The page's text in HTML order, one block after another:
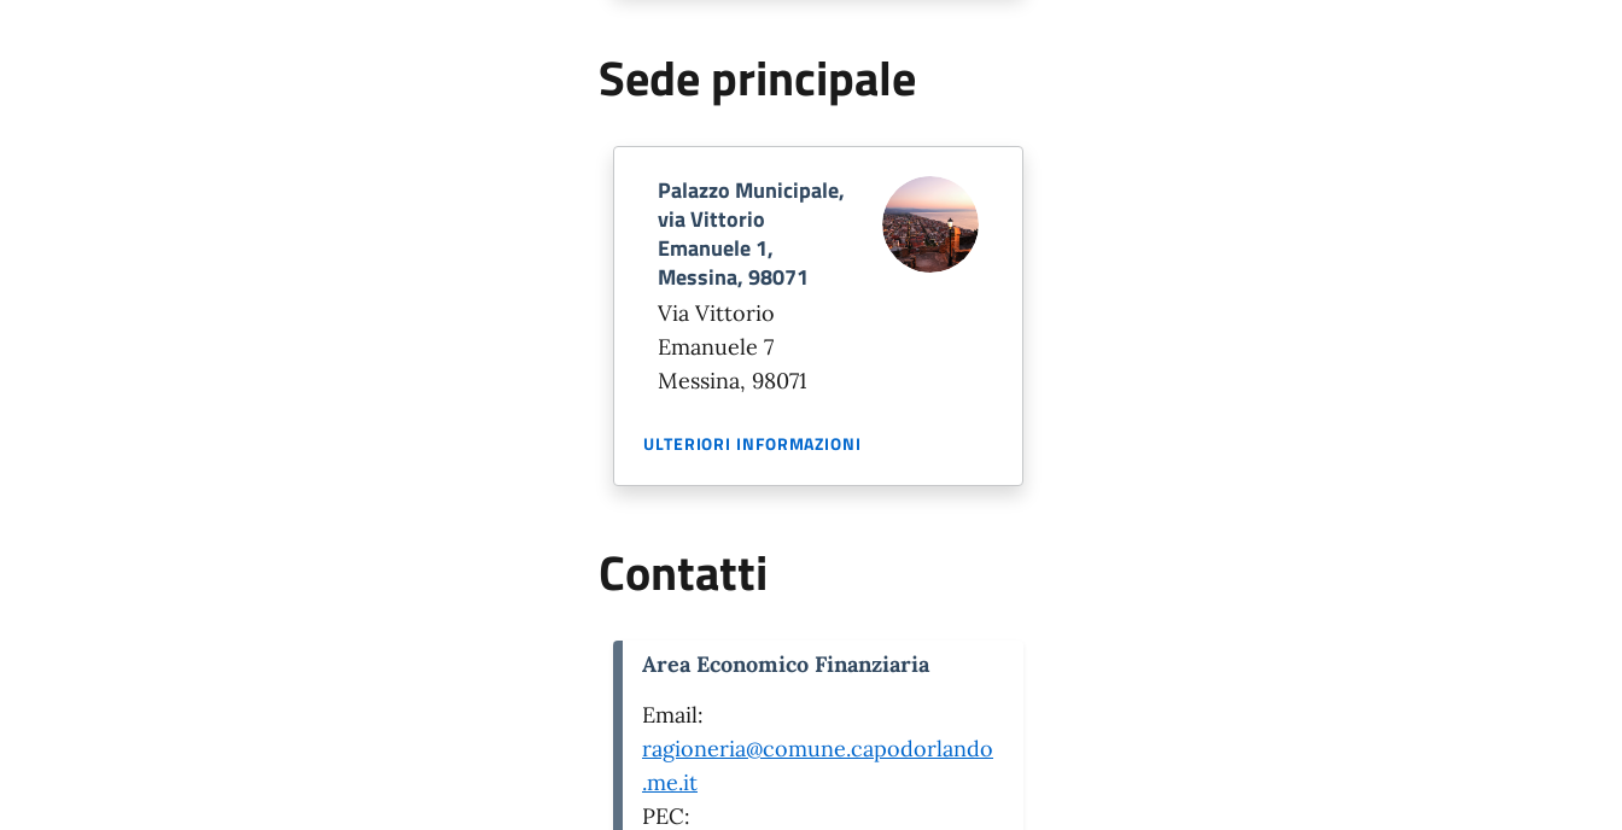
Sede principale
Palazzo Municipale,
via Vittorio
Emanuele 1,
Messina, 98071
Via Vittorio
Emanuele 7
Messina, 98071
ULTERIORI INFORMAZIONI
Contatti
Area Economico Finanziaria
Email:
ragioneria@comune.capodorlando
.me.it
PEC: